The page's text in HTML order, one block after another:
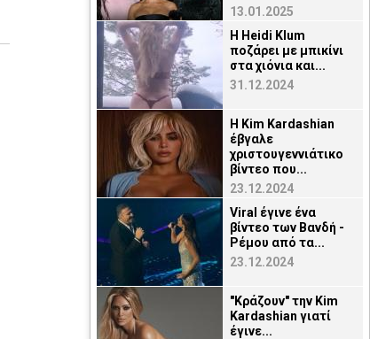
13.01.2025
H Heidi Klum
ποζάρει με μπικίνι
στα χιόνια και...
31.12.2024
Η Kim Kardashian
έβγαλε
χριστουγεννιάτικο
βίντεο που...
23.12.2024
Viral έγινε ένα
βίντεο των Βανδή -
Ρέμου από τα...
23.12.2024
"Κράζουν" την Kim
Kardashian γιατί
έγινε...